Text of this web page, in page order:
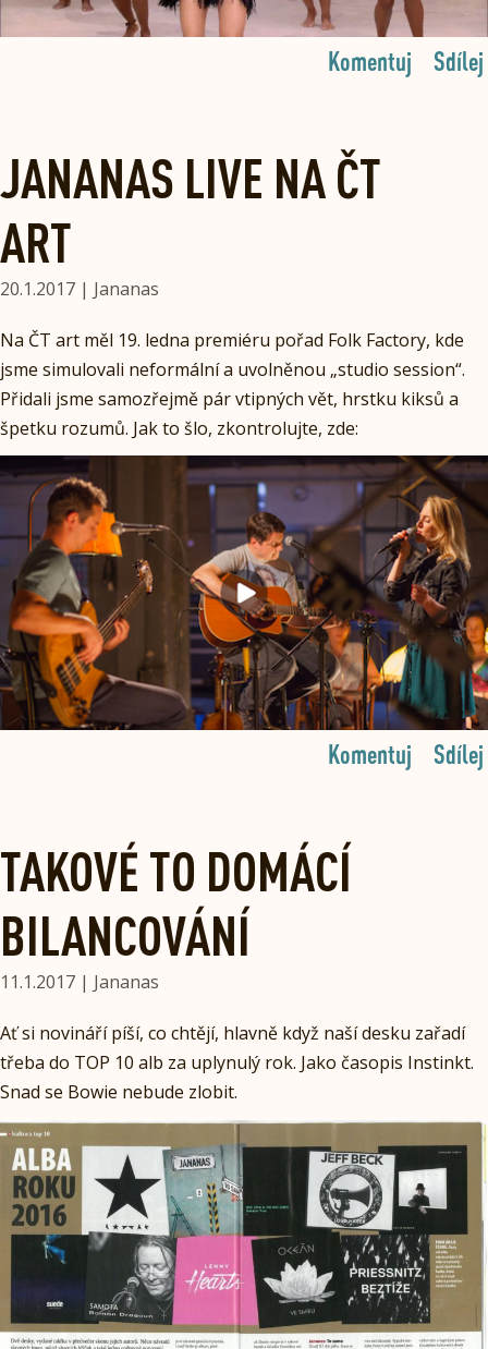
Sdílej
Komentuj
JANANAS LIVE NA ČT
ART
20.1.2017 | Jananas
Na ČT art měl 19. ledna premiéru pořad Folk Factory, kde
jsme simulovali neformální a uvolněnou „studio session“.
Přidali jsme samozřejmě pár vtipných vět, hrstku kiksů a
špetku rozumů. Jak to šlo, zkontrolujte, zde:
Sdílej
Komentuj
TAKOVÉ TO DOMÁCÍ
BILANCOVÁNÍ
11.1.2017 | Jananas
Ať si novináří píší, co chtějí, hlavně když naší desku zařadí
třeba do TOP 10 alb za uplynulý rok. Jako časopis Instinkt.
Snad se Bowie nebude zlobit.